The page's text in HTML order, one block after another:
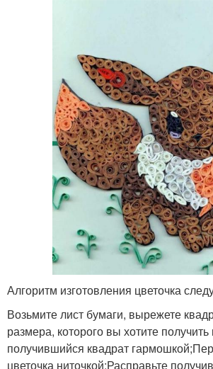
Алгоритм изготовления цветочка
Возьмите лист бумаги, вырежете
размера, которого вы хотите
получившийся квадрат
цветочка ниточкой;Расправьте